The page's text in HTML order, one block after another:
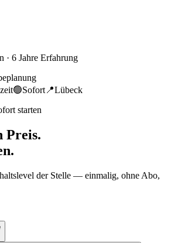
· 6 Jahre Erfahrung
🟢Sofort 📍Lübeck
starten
Preis.
der Stelle — einmalig, ohne Abo,